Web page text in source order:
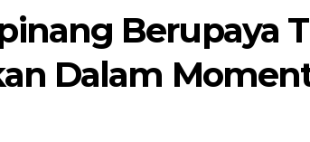
Berupaya
Dalam